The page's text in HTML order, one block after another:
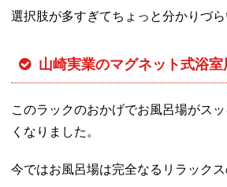
選択肢が多すぎてちょっと分かりづら
山崎実業のマグネット式浴
このラックのおかげでお風呂場がス
くなりました。
今ではお風呂場は完全なるリラック